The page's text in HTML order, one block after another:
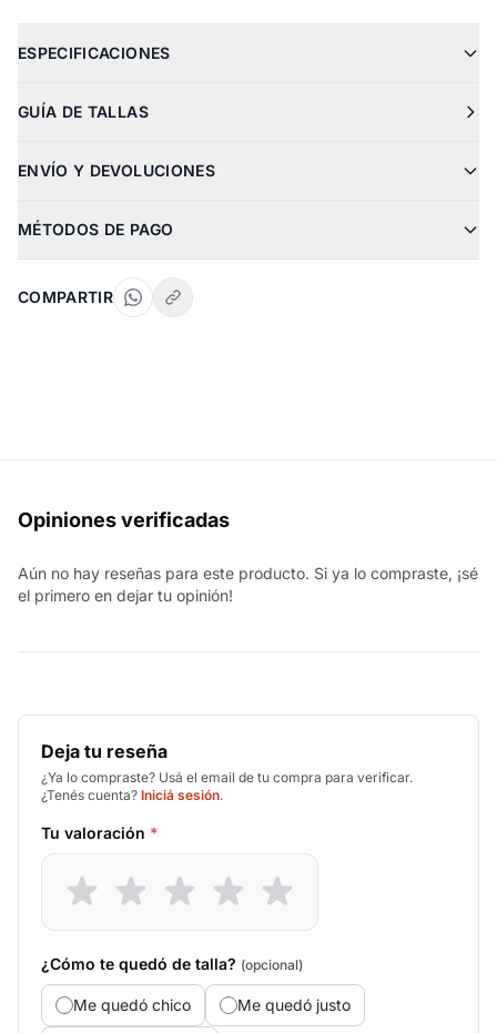
ESPECIFICACIONES
GUÍA DE TALLAS
ENVÍO Y DEVOLUCIONES
MÉTODOS DE PAGO
COMPARTIR
Opiniones verificadas
Aún no hay reseñas para este producto. Si ya lo compraste, ¡sé
el primero en dejar tu opinión!
Deja tu reseña
¿Ya lo compraste? Usá el email de tu compra para verificar.
¿Tenés cuenta? Iniciá sesión.
Tu valoración *
¿Cómo te quedó de talla? (opcional)
Me quedó chico Me quedó justo